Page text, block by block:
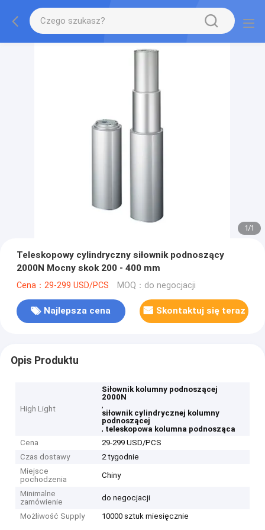
1/1
Teleskopowy cylindryczny siłownik podnoszący
2000N Mocny skok 200 - 400 mm
Cena：29-299 USD/PCS MOQ：do negocjacji
Najlepsza cena Skontaktuj się teraz
Opis Produktu
High Light
Siłownik kolumny podnoszącej
2000N
,
siłownik cylindrycznej kolumny
podnoszącej
, teleskopowa kolumna podnosząca
Cena
29-299 USD/PCS
Czas dostawy
2 tygodnie
Miejsce
pochodzenia
Chiny
Minimalne
zamówienie
do negocjacji
Możliwość Supply 10000 sztuk miesięcznie